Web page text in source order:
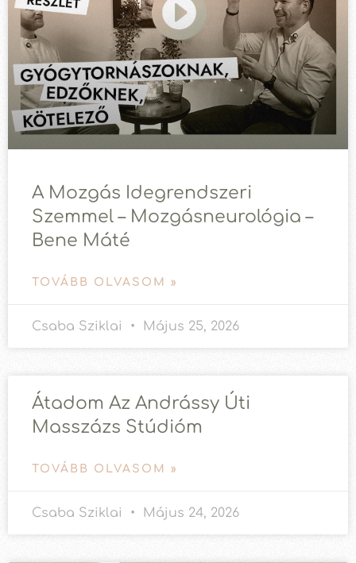
A Mozgás Idegrendszeri
Szemmel – Mozgásneurológia –
Bene Máté
TOVÁBB OLVASOM »
Csaba Sziklai Május 25, 2026
Átadom Az Andrássy Úti
Masszázs Stúdióm
TOVÁBB OLVASOM »
Csaba Sziklai Május 24, 2026